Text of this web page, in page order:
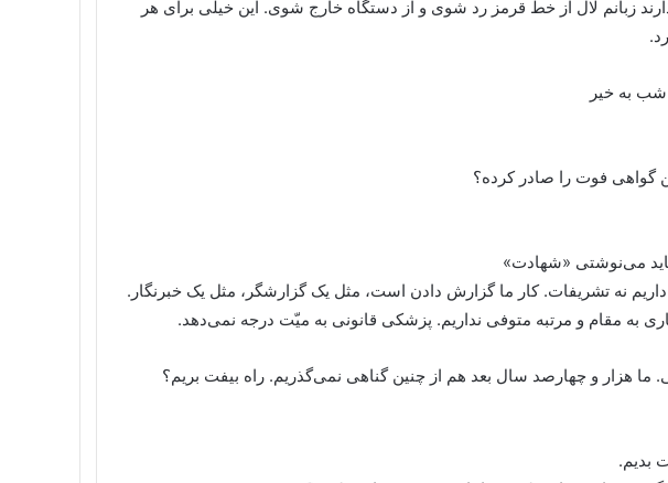
زبانم لال از خط قرمز رد شوی و از دستگاه خارج شوی. این خیلی برای هر
به خیر
گواهی فوت را صادر کرده؟
می‌نوشتی «شهادت»
داریم نه تشریفات. کار ما گزارش دادن است، مثل یک گزارشگر، مثل یک خبرنگار.
به مقام و مرتبه متوفی نداریم. پزشکی قانونی به میّت درجه نمی‌دهد.
ما هزار و چهارصد سال بعد هم از چنین گناهی نمی‌گذریم. راه بیفت بریم؟
بدیم.